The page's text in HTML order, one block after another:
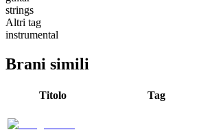
strings
Altri tag
instrumental
Brani simili
Titolo Tag